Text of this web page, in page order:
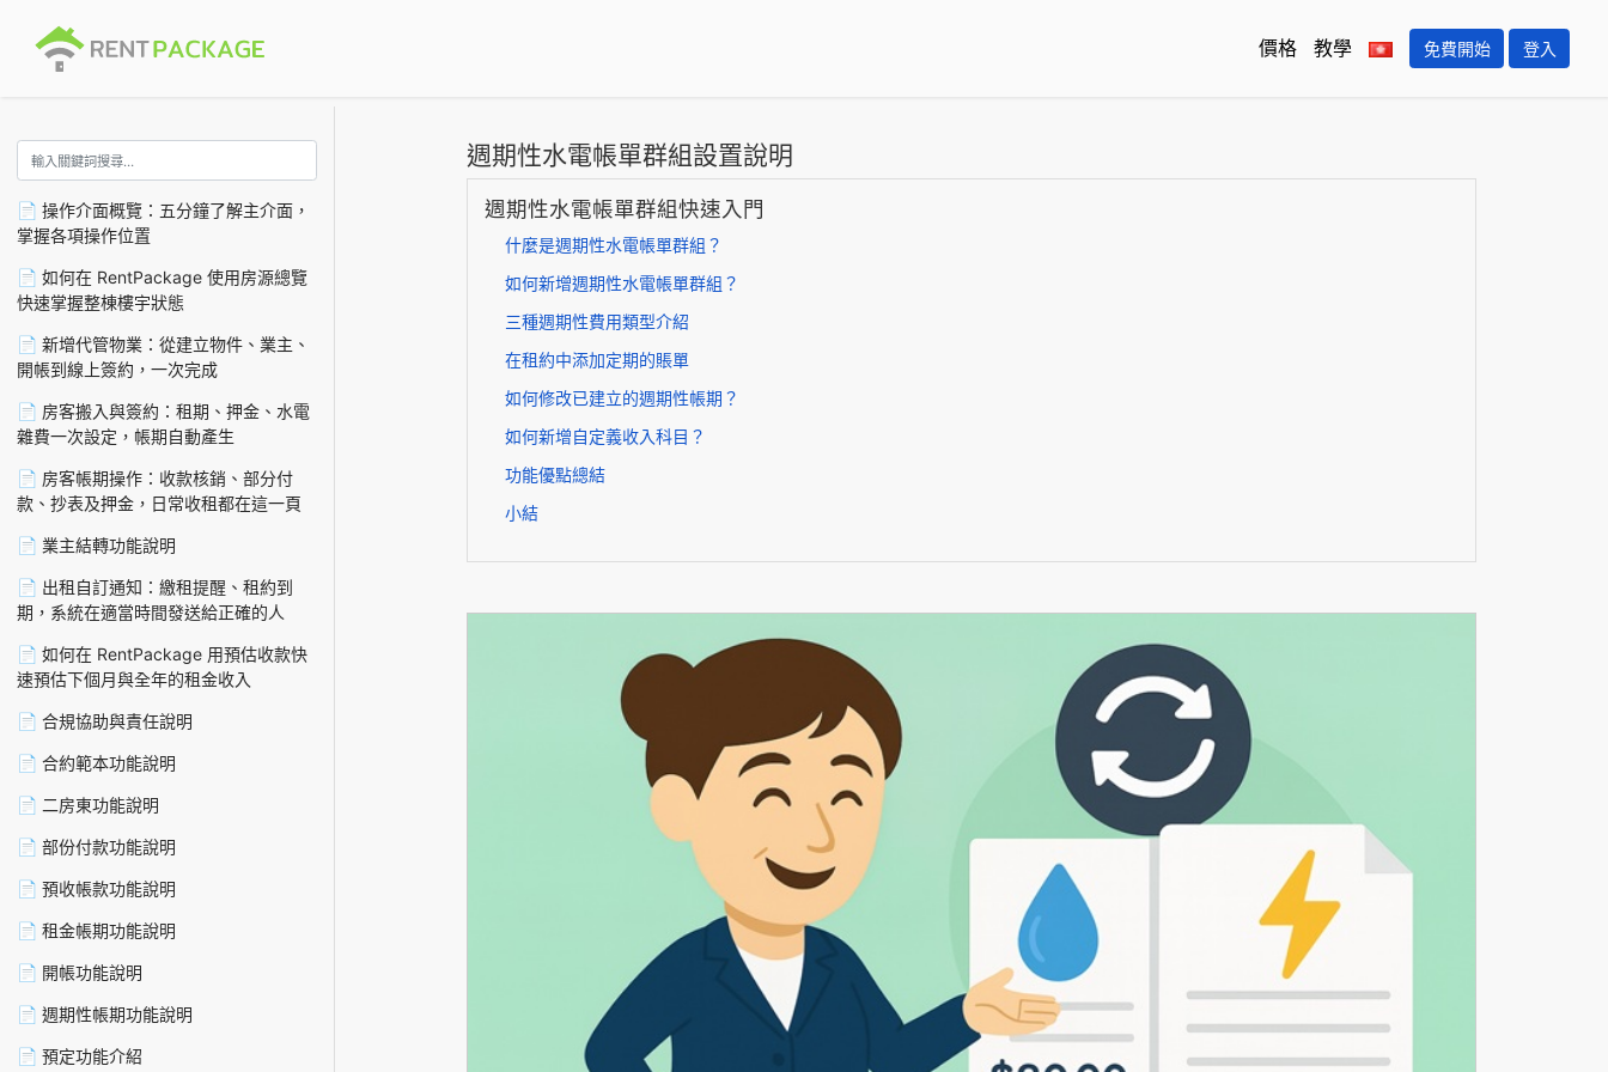
價格 教學 免費開始 登入
📄 操作介面概覽：五分鐘了解主介面，
掌握各項操作位置
📄 如何在 RentPackage 使用房源總覽
快速掌握整棟樓宇狀態
📄 新增代管物業：從建立物件、業主、
開帳到線上簽約，一次完成
📄 房客搬入與簽約：租期、押金、水電
雜費一次設定，帳期自動產生
📄 房客帳期操作：收款核銷、部分付
款、抄表及押金，日常收租都在這一頁
📄 業主結轉功能說明
📄 出租自訂通知：繳租提醒、租約到
期，系統在適當時間發送給正確的人
📄 如何在 RentPackage 用預估收款快
速預估下個月與全年的租金收入
📄 合規協助與責任說明
📄 合約範本功能說明
📄 二房東功能說明
📄 部份付款功能說明
📄 預收帳款功能說明
📄 租金帳期功能說明
📄 開帳功能說明
📄 週期性帳期功能說明
📄 預定功能介紹
週期性水電帳單群組設置說明
週期性水電帳單群組快速入門
什麼是週期性水電帳單群組？
如何新增週期性水電帳單群組？
三種週期性費用類型介紹
在租約中添加定期的賬單
如何修改已建立的週期性帳期？
如何新增自定義收入科目？
功能優點總結
小結